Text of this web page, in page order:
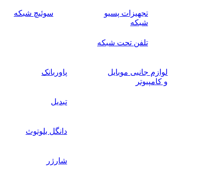
تجهیزات پسیو
شبکه
سوئیچ‌ شبکه
تلفن تحت شبکه
لوازم جانبی موبایل
و کامپیوتر
پاوربانک
تبدیل
دانگل بلوتوث
شارژر